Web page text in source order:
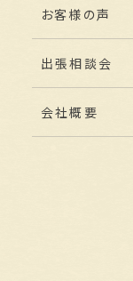
お客様の声
出張相談会
会社概要